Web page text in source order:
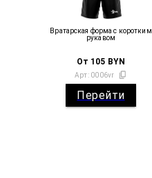
Вратарская форма с коротким
рукавом
От 105 BYN
Арт: 0006vr
Перейти